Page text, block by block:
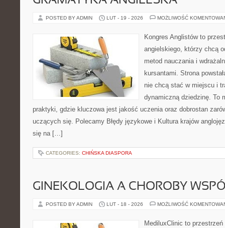
POSTED BY ADMIN LUT - 19 - 2026 MOŻLIWOŚĆ
Kongres Anglistów to
angielskiego, którzy chcą
metod nauczania i
kursantami. Strona
nie chcą stać w miejscu i
dynamiczną dziedzinę. To
praktyki, gdzie kluczowa jest jakość uczenia oraz dobrostan
uczących się. Polecamy Błędy językowe i Kultura krajów
się na […]
CATEGORIES: CHIŃSKA DIASPORA
GINEKOLOGIA A CHOROBY
POSTED BY ADMIN LUT - 18 - 2026 MOŻLIWOŚĆ
MediluxClinic to